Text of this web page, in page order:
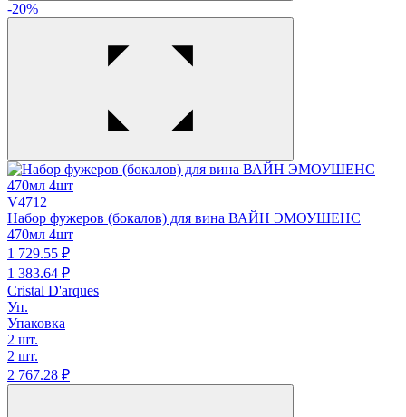
-20%
V4712
Набор фужеров (бокалов) для вина ВАЙН ЭМОУШЕНС
470мл 4шт
1 729.55 ₽
1 383.64 ₽
Cristal D'arques
Уп.
Упаковка
2 шт.
2 шт.
2 767.28 ₽